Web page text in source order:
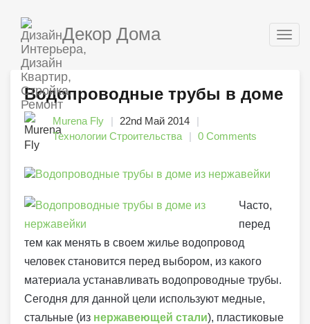
Декор Дома
Водопроводные трубы в доме
Murena Fly
22nd Май 2014
Технологии Строительства
0 Comments
Часто,
перед
тем как менять в своем жилье водопровод
человек становится перед выбором, из какого
материала устанавливать водопроводные трубы.
Сегодня для данной цели используют медные,
стальные (из нержавеющей стали), пластиковые